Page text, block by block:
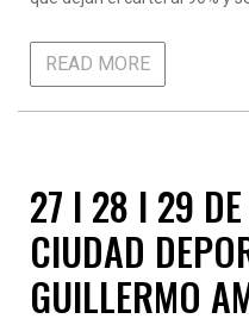
READ MORE
27 I 28 I 29
CIUDAD
GUILLERMO